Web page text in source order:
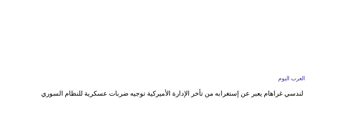
العرب اليوم
لندسي غراهام يعبر عن إستغرابه من تأخر الإدارة الأميركية توجيه ضربات عسكرية للنظام السوري